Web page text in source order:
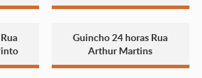
Guincho 24 horas Rua
Arthur Martins